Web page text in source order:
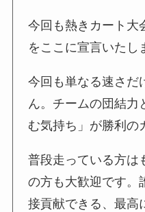
今回も熱きカート大
をここに宣言いたし
今回も単なる速さだ
ん。チームの団結力
む気持ち」が勝利の
普段走っている方は
の方も大歓迎です。
接貢献できる、最高